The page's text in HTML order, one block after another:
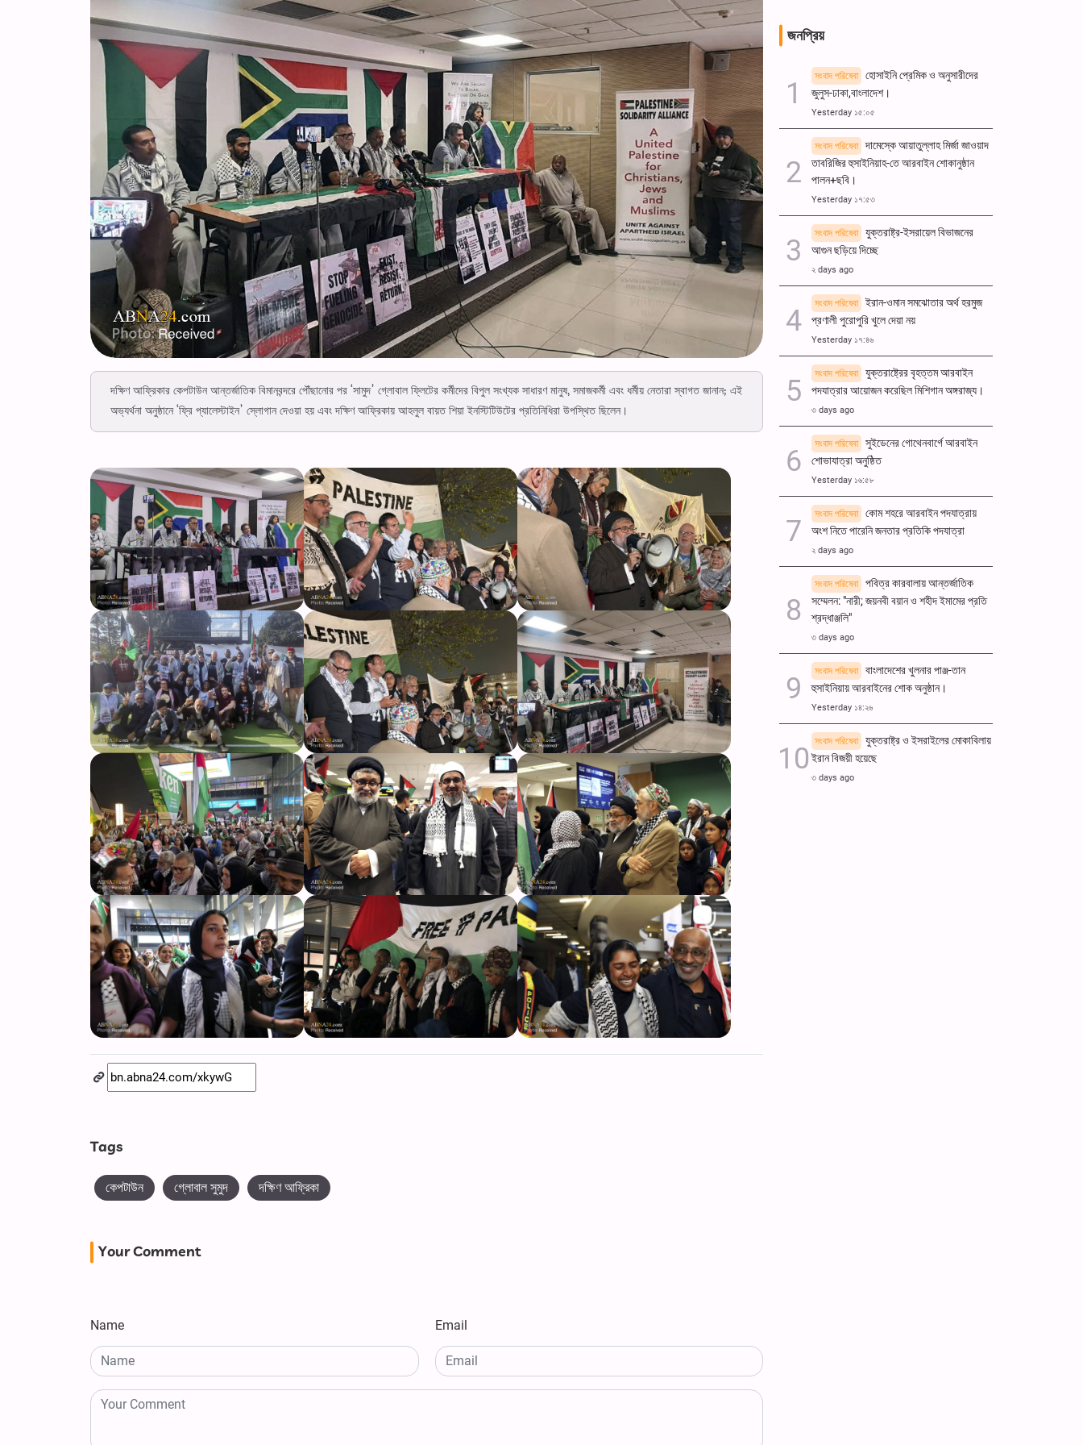
দক্ষিণ আফ্রিকার কেপটাউন আন্তর্জাতিক বিমানবন্দরে পৌঁছানোর পর ‘সামুদ’ গ্লোবাল ফ্লিটের কর্মীদের বিপুল সংখ্যক সাধারণ মানুষ, সমাজকর্মী এবং ধর্মীয় নেতারা স্বাগত জানান; এই
অভ্যর্থনা অনুষ্ঠানে ‘ফ্রি প্যালেস্টাইন’ স্লোগান দেওয়া হয় এবং দক্ষিণ আফ্রিকায় আহলুল বায়ত শিয়া ইনস্টিটিউটের প্রতিনিধিরা উপস্থিত ছিলেন।
Tags
কেপটাউন গ্লোবাল সুমুদ দক্ষিণ আফ্রিকা
Your Comment
Name Email
জনপ্রিয়
সংবাদ পরিষেবা
হোসাইনি প্রেমিক ও অনুসারীদের
জুলুস-ঢাকা,বাংলাদেশ।
Yesterday ১৫:০৫
সংবাদ পরিষেবা
দামেস্কে আয়াতুল্লাহ মির্জা জাওয়াদ
তাবরিজির হুসাইনিয়াহ-তে আরবাইন শোকানুষ্ঠান
পালন+ছবি।
Yesterday ১৭:৫৩
সংবাদ পরিষেবা
যুক্তরাষ্ট্র-ইসরায়েল বিভাজনের
আগুন ছড়িয়ে দিচ্ছে
২ days ago
সংবাদ পরিষেবা
ইরান-ওমান সমঝোতার অর্থ হরমুজ
প্রণালী পুরোপুরি খুলে দেয়া নয়
Yesterday ১৭:৪৬
সংবাদ পরিষেবা
যুক্তরাষ্ট্রের বৃহত্তম আরবাইন
পদযাত্রার আয়োজন করেছিল মিশিগান অঙ্গরাজ্য।
৩ days ago
সংবাদ পরিষেবা
সুইডেনের গোথেনবার্গে আরবাইন
শোভাযাত্রা অনুষ্ঠিত
Yesterday ১৬:৫৮
সংবাদ পরিষেবা
কোম শহরে আরবাইন পদযাত্রায়
অংশ নিতে পারেনি জনতার প্রতিকি পদযাত্রা
২ days ago
সংবাদ পরিষেবা
পবিত্র কারবালায় আন্তর্জাতিক
সম্মেলন: "নারী; জয়নবী বয়ান ও শহীদ ইমামের প্রতি
শ্রদ্ধাঞ্জলি"
৩ days ago
সংবাদ পরিষেবা
বাংলাদেশের খুলনার পাঞ্জ-তান
হুসাইনিয়ায় আরবাইনের শোক অনুষ্ঠান।
Yesterday ১৪:২৬
সংবাদ পরিষেবা
যুক্তরাষ্ট্র ও ইসরাইলের মোকাবিলায়
ইরান বিজয়ী হয়েছে
৩ days ago